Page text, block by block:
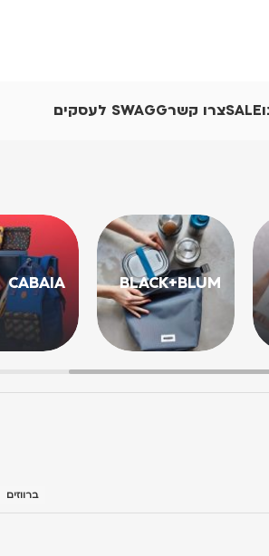
SALEצרו קשרSWAGG לעסקים
BLACK+BLUM
CABAIA
ברווזים